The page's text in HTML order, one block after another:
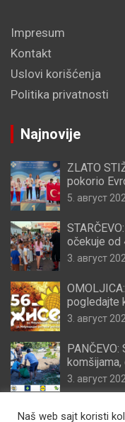
Impresum
Kontakt
Uslovi korišćenja
Politika privatnosti
Najnovije
ZLATO
pokorio
5. август
očekuje od
3. август
pogledajte
3. август
3. август
Naš web sajt koristi